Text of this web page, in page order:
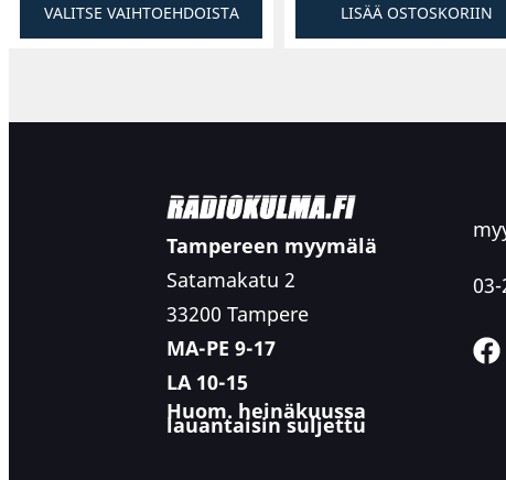
VALITSE VAIHTOEHDOISTA LISÄÄ OSTOSKORIIN
Tampereen myymälä
Satamakatu 2
33200 Tampere
MA-PE 9-17
LA 10-15
Huom. heinäkuussa
lauantaisin suljettu